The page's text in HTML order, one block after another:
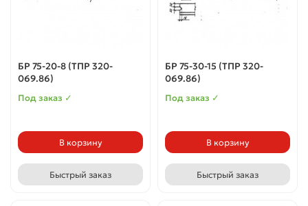
БР 75-20-8 (ТПР 320-
069.86)
Под заказ ✓
В корзину
Быстрый заказ
БР 75-30-15 (ТПР 320-
069.86)
Под заказ ✓
В корзину
Быстрый заказ